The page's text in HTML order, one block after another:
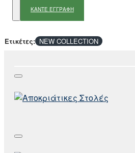
ΚΑΝΤΕ ΕΓΓΡΑΦΗ
Ετικέτες: NEW COLLECTION